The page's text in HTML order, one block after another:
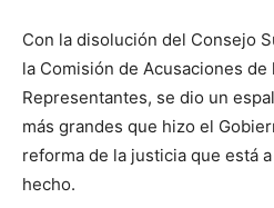
Con la disolución del Consejo
la Comisión de Acusaciones de
Representantes, se dio un
más grandes que hizo el
reforma de la justicia que está
hecho.